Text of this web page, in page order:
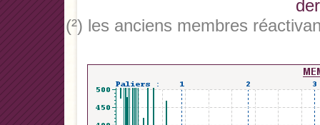
(²) les anciens membres